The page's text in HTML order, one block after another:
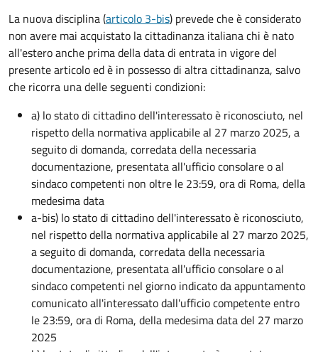
La nuova disciplina (articolo 3-bis) prevede cheèconsiderato
non avere mai acquistato la cittadinanza italiana chi è nato
all'estero anche prima della data di entrata in vigore del
presente articolo ed è in possesso di altra cittadinanza, salvo
che ricorra una delle seguenti condizioni:
a) lo stato di cittadino dell'interessato è riconosciuto, nel
rispetto della normativa applicabile al 27 marzo 2025, a
seguito di domanda, corredata della necessaria
documentazione, presentata all'ufficio consolare o al
sindaco competenti non oltre le 23:59, ora di Roma, della
medesima data
a-bis) lo stato di cittadino dell'interessato è riconosciuto,
nel rispetto della normativa applicabile al 27 marzo 2025,
a seguito di domanda, corredata della necessaria
documentazione, presentata all'ufficio consolare o al
sindaco competenti nel giorno indicato da appuntamento
comunicato all'interessato dall'ufficio competente entro
le 23:59, ora di Roma, della medesima data del 27 marzo
2025